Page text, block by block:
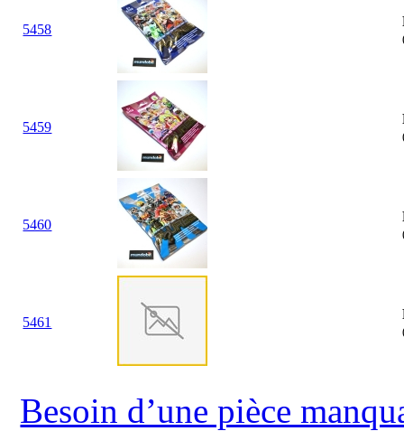
5458
5459
5460
5461
Besoin d’une pièce